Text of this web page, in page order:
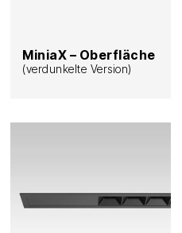
MiniaX – Oberfläche
(verdunkelte Version)